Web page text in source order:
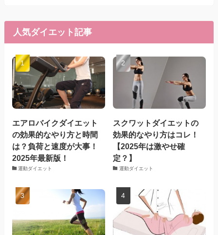
人気ダイエット記事
エアロバイクダイエット
の効果的なやり方と時間
は？負荷と速度が大事！
2025年最新版！
運動ダイエット
スクワットダイエットの
効果的なやり方はコレ！
【2025年は激やせ確
定？】
運動ダイエット